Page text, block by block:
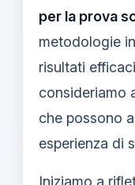
per la prova
metodologie
risultati
consideriamo
che possono
esperienza di
Iniziamo a